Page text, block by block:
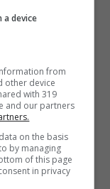
la
Richter.
device
from
other device
with 319
and our partners
on the basis
by managing
of this page
in privacy